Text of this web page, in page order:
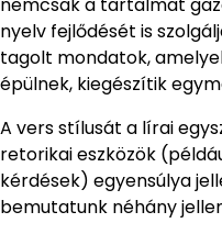
nyelv fejlődését is
tagolt mondatok,
épülnek, kiegészítik
A vers stílusát a lírai
retorikai eszközök
kérdések) egyensúlya
bemutatunk néhány